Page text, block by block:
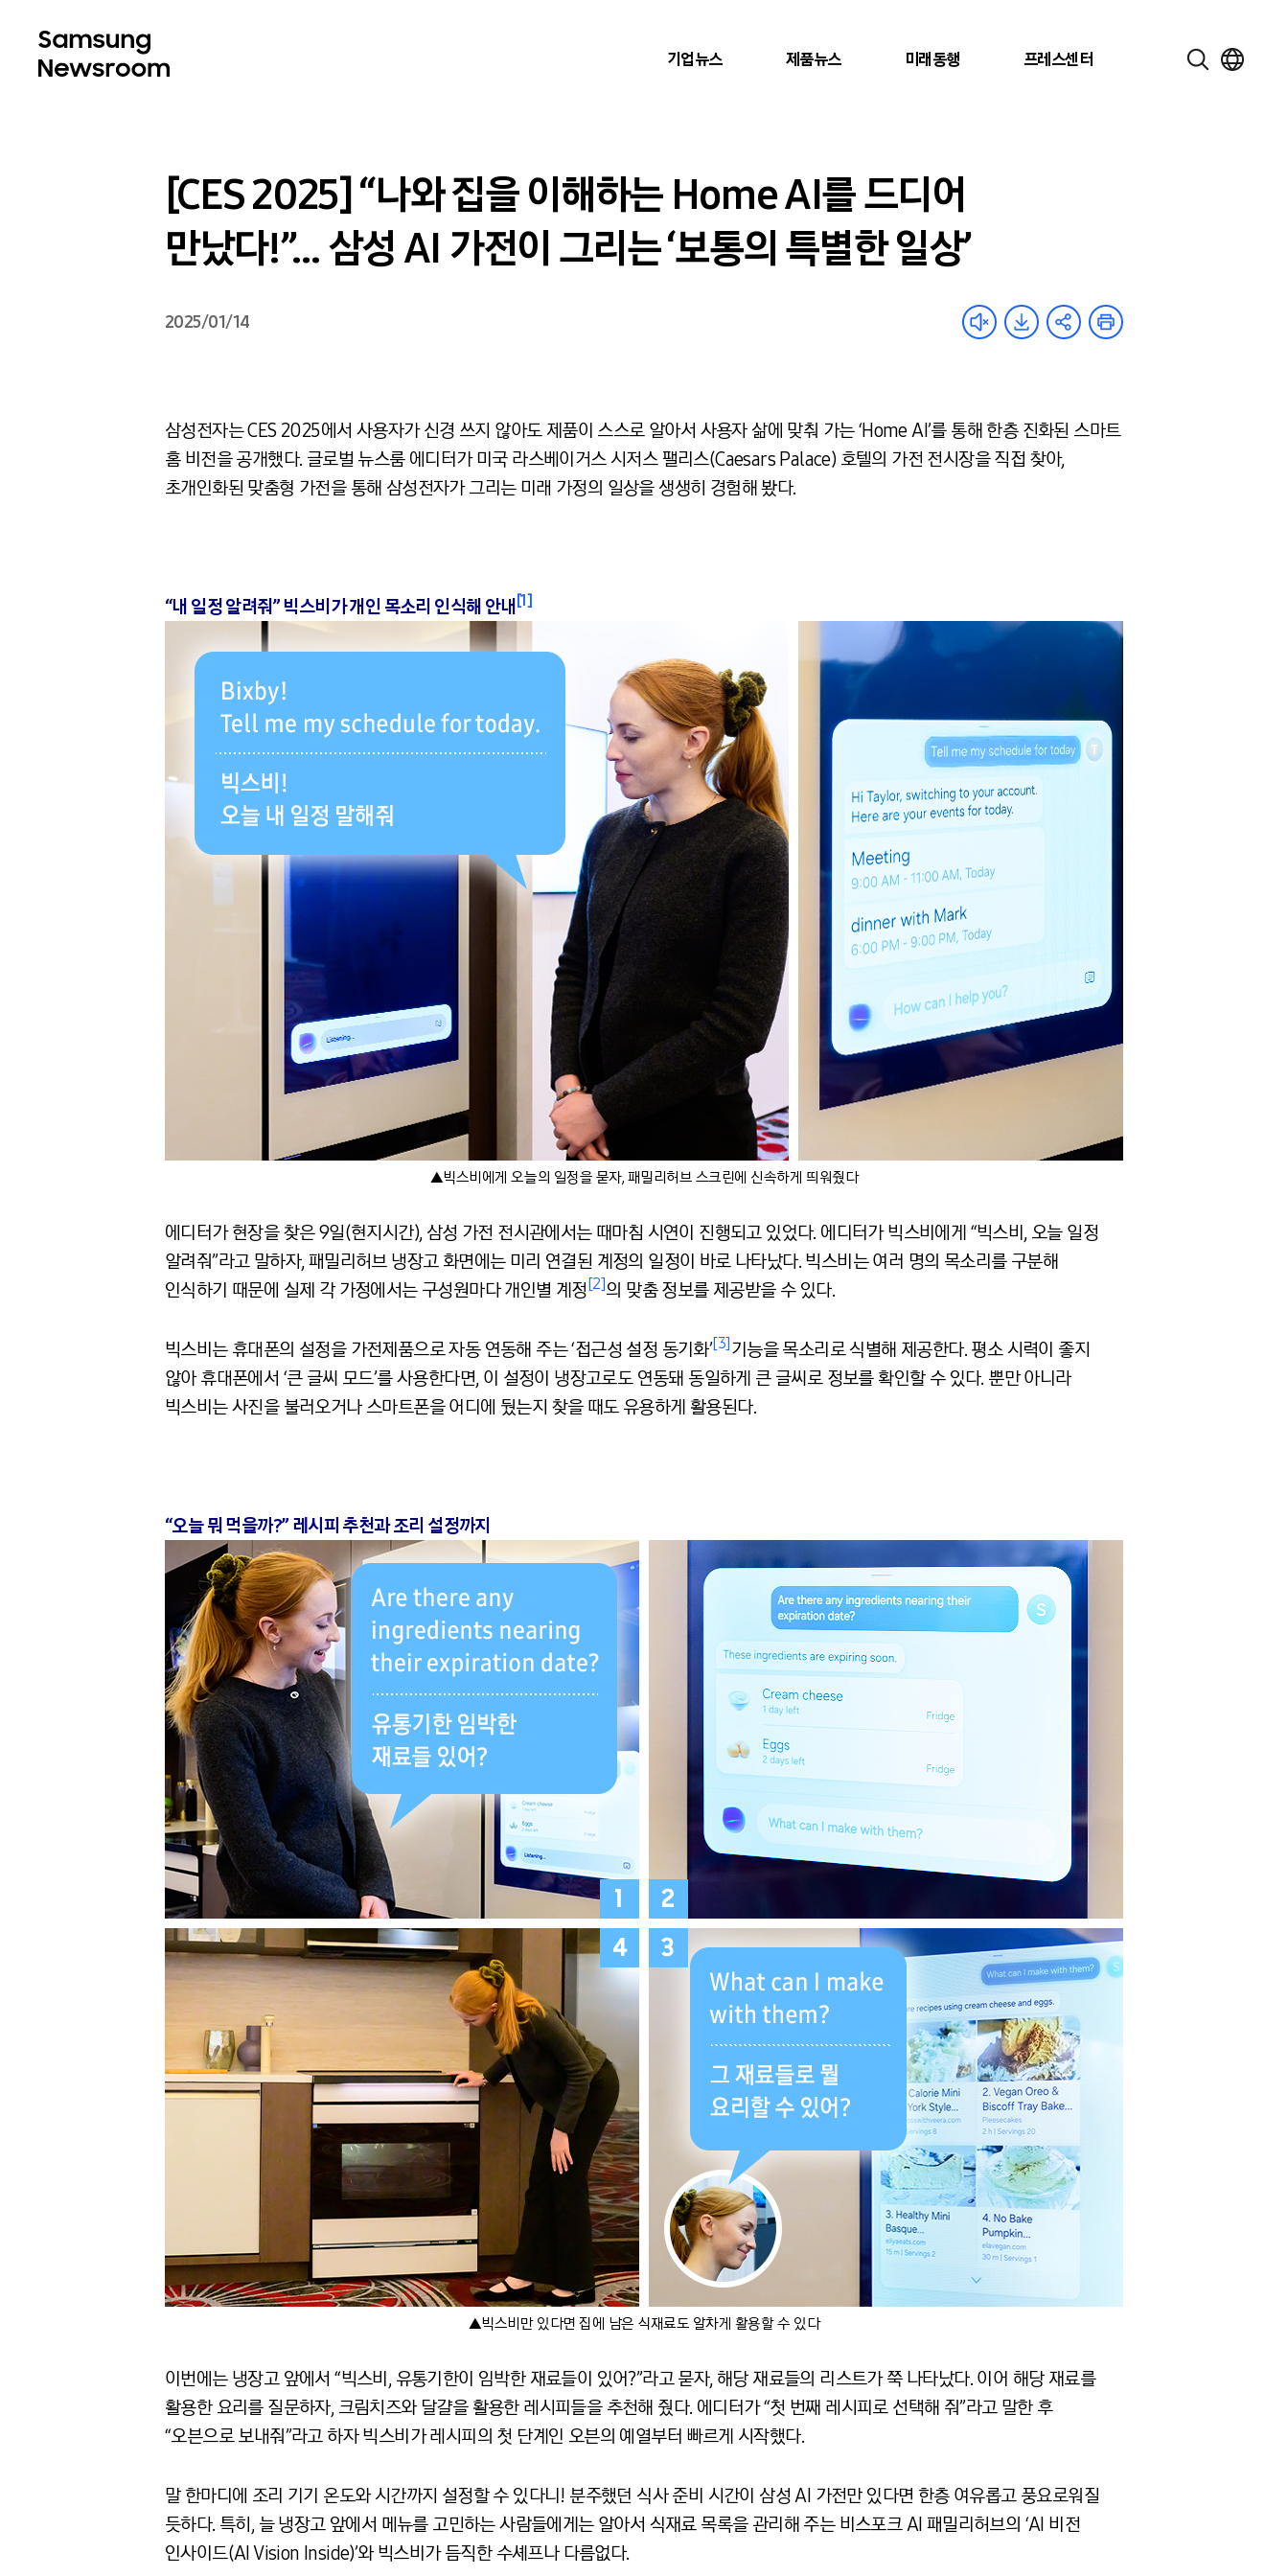
기업뉴스 제품뉴스 미래동행 프레스센터
[CES 2025] “나와 집을 이해하는 Home AI를 드디어
만났다!”… 삼성 AI 가전이 그리는 ‘보통의 특별한 일상’
2025/01/14
삼성전자는CES 2025에서 사용자가 신경 쓰지 않아도 제품이 스스로 알아서 사용자 삶에 맞춰 가는‘Home AI’를 통해 한층 진화된 스마트
홈 비전을 공개했다. 글로벌 뉴스룸 에디터가 미국 라스베이거스 시저스 팰리스(Caesars Palace) 호텔의 가전 전시장을 직접 찾아,
초개인화된 맞춤형 가전을 통해 삼성전자가 그리는 미래 가정의 일상을 생생히 경험해 봤다.
“내 일정 알려줘” 빅스비가 개인 목소리 인식해 안내 [1]
▲빅스비에게 오늘의 일정을 묻자, 패밀리허브 스크린에 신속하게 띄워줬다
에디터가 현장을 찾은 9일(현지시간), 삼성 가전 전시관에서는 때마침 시연이 진행되고 있었다. 에디터가 빅스비에게 “빅스비, 오늘 일정
알려줘”라고 말하자, 패밀리허브 냉장고 화면에는 미리 연결된 계정의 일정이 바로 나타났다. 빅스비는 여러 명의 목소리를 구분해
인식하기 때문에 실제 각 가정에서는 구성원마다 개인별 계정[2]의 맞춤 정보를 제공받을 수 있다.
빅스비는 휴대폰의 설정을 가전제품으로 자동 연동해 주는 ‘접근성 설정 동기화’[3]기능을 목소리로 식별해 제공한다. 평소 시력이 좋지
않아 휴대폰에서 ‘큰 글씨 모드’를 사용한다면, 이 설정이 냉장고로도 연동돼 동일하게 큰 글씨로 정보를 확인할 수 있다. 뿐만 아니라
빅스비는 사진을 불러오거나 스마트폰을 어디에 뒀는지 찾을 때도 유용하게 활용된다.
“오늘 뭐 먹을까?” 레시피 추천과 조리 설정까지
▲빅스비만 있다면 집에 남은 식재료도 알차게 활용할 수 있다
이번에는 냉장고 앞에서 “빅스비, 유통기한이 임박한 재료들이 있어?”라고 묻자, 해당 재료들의 리스트가 쭉 나타났다. 이어 해당 재료를
활용한 요리를 질문하자, 크림치즈와 달걀을 활용한 레시피들을 추천해 줬다. 에디터가 “첫 번째 레시피로 선택해 줘”라고 말한 후
“오븐으로 보내줘”라고 하자 빅스비가 레시피의 첫 단계인 오븐의 예열부터 빠르게 시작했다.
말 한마디에 조리 기기 온도와 시간까지 설정할 수 있다니! 분주했던 식사 준비 시간이 삼성AI 가전만 있다면 한층 여유롭고 풍요로워질
듯하다. 특히, 늘 냉장고 앞에서 메뉴를 고민하는 사람들에게는 알아서 식재료 목록을 관리해 주는 비스포크AI 패밀리허브의 ‘AI 비전
인사이드(AI Vision Inside)’와 빅스비가 듬직한 수셰프나 다름없다.